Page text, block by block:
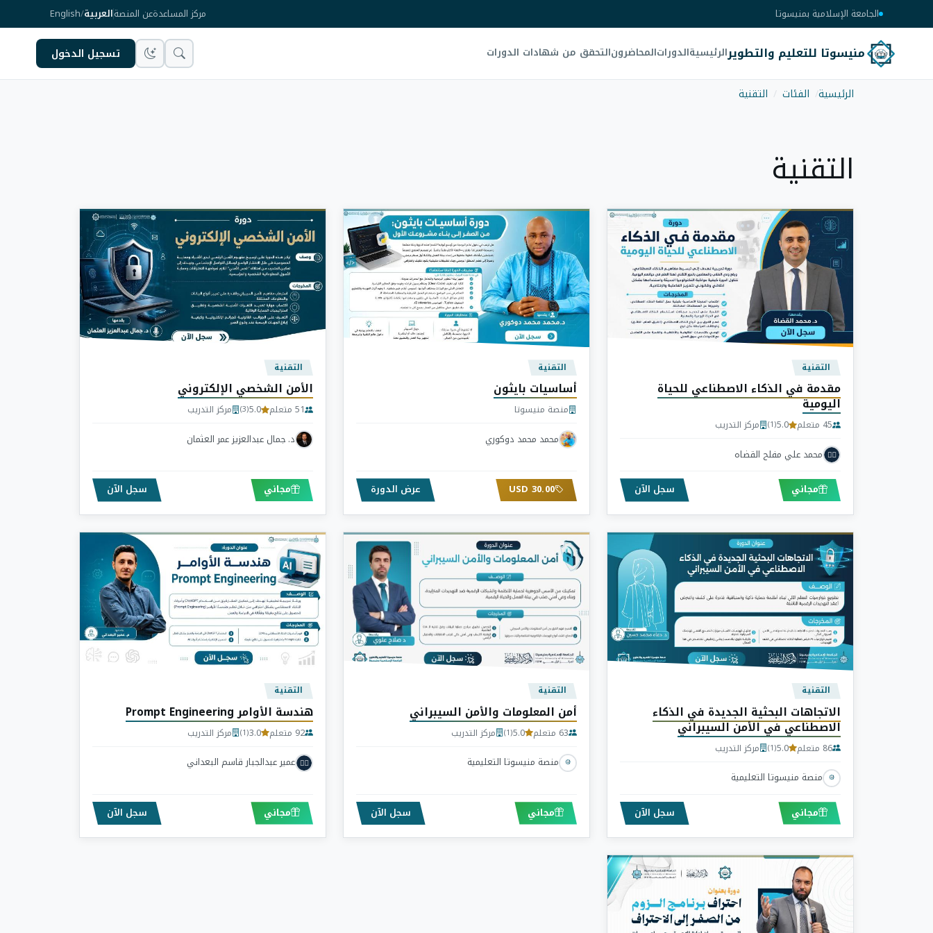
الجامعة الإسلامية بمنيسوتا مركز المساعدةعن المنصةالعربية/
English
منيسوتا للتعليم والتطويرالرئيسيةالدوراتالمحاضرونالتحقق من شهادات الدورات تسجيل الدخول
الرئيسية الفئات التقنية
التقنية
التقنية
مقدمة في الذكاء الاصطناعي للحياة
اليومية
45 متعلم 5.0
(1)
مركز التدريب
محمد علي مفلح القضاه
مجاني سجل الآن
التقنية
أساسيات بايثون
منصة منيسوتا
محمد محمد دوكوري
30.00 USD عرض الدورة
التقنية
الأمن الشخصي الإلكتروني
51 متعلم 5.0
(3)
مركز التدريب
د. جمال عبدالعزيز عمر العثمان
مجاني سجل الآن
التقنية
الاتجاهات البحثية الجديدة في الذكاء
الاصطناعي في الأمن السيبراني
86 متعلم 5.0
(1)
مركز التدريب
منصة منيسوتا التعليمية
مجاني سجل الآن
التقنية
أمن المعلومات والأمن السيبراني
63 متعلم 5.0
(1)
مركز التدريب
منصة منيسوتا التعليمية
مجاني سجل الآن
التقنية
هندسة الأوامر Prompt Engineering
92 متعلم 3.0
(1)
مركز التدريب
عمير عبدالجبار قاسم البعداني
مجاني سجل الآن